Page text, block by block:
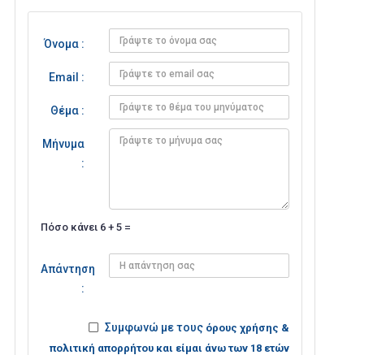
Όνομα :
Email :
Θέμα :
Μήνυμα
:
Πόσο κάνει 6 + 5 =
Απάντηση
:
Συμφωνώ με τους όρους χρήσης &
πολιτική απορρήτου και είμαι άνω των 18 ετών